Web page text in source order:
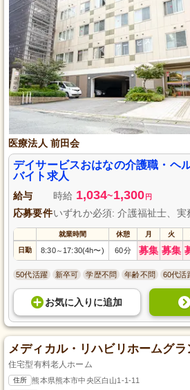
医療法人 前田会
デイサービスおはなの介護職・ヘ
バイト求人
給与 時給 1,034~1,300 円
応募要件いずれか必須: 介護福祉士、実
就業時間 休憩 月 火
日勤 8:30～ 17:30(4h〜) 60分 募集 募集
50代活躍 新卒可 学歴不問 年齢不問 60代活
お気に入り に追加
メディカル・リハビリホームグ
住宅型有料老人ホーム
住所 熊本県熊本市中央区白山1-1-11